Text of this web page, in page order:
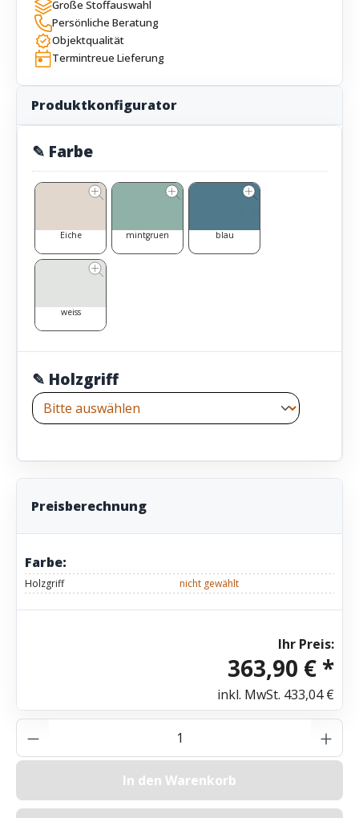
Große Stoffauswahl
Persönliche Beratung
Objektqualität
Termintreue Lieferung
Produktkonfigurator
✎ Farbe
Eiche mintgruen blau
weiss
✎ Holzgriff
Preisberechnung
Farbe:
Holzgriff nicht gewählt
Ihr Preis:
363,90 € *
inkl. MwSt. 433,04 €
Produkt Anzahl: Gib den gewünschten
In den Warenkorb